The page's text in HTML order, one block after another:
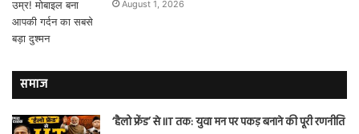
August 1, 2026
समाज
‘हैलो फ्रेंड’ से IIT तक: युवा मन पर पकड़ बनाने की पूरी रणनीति